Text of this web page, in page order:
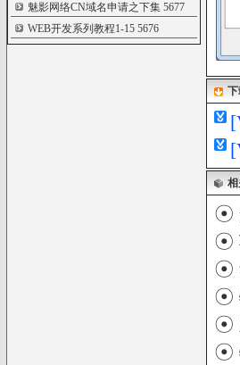
魅影网络CN域名申请之下集5677
WEB开发系列教程1-155676
下
相
☉
☉
☉
☉
☉
☉